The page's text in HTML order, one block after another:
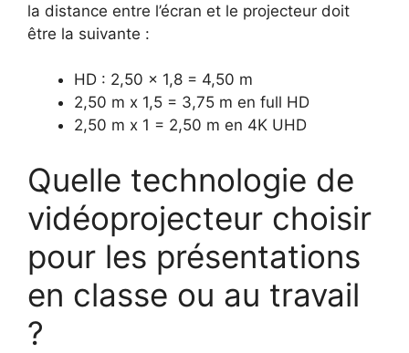
la distance entre l’écran et le projecteur doit
être la suivante :
HD : 2,50 x 1,8 = 4,50 m
2,50 m x 1,5 = 3,75 m en full HD
2,50 m x 1 = 2,50 m en 4K UHD
Quelle technologie de
vidéoprojecteur choisir
pour les présentations
en classe ou au travail
?